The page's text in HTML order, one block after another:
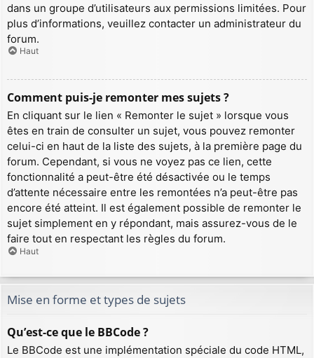
dans un groupe d’utilisateurs aux permissions limitées. Pour
plus d’informations, veuillez contacter un administrateur du
forum.
Haut
Comment puis-je remonter mes sujets ?
En cliquant sur le lien « Remonter le sujet » lorsque vous
êtes en train de consulter un sujet, vous pouvez remonter
celui-ci en haut de la liste des sujets, à la première page du
forum. Cependant, si vous ne voyez pas ce lien, cette
fonctionnalité a peut-être été désactivée ou le temps
d’attente nécessaire entre les remontées n’a peut-être pas
encore été atteint. Il est également possible de remonter le
sujet simplement en y répondant, mais assurez-vous de le
faire tout en respectant les règles du forum.
Haut
Mise en forme et types de sujets
Qu’est-ce que le BBCode ?
Le BBCode est une implémentation spéciale du code HTML,